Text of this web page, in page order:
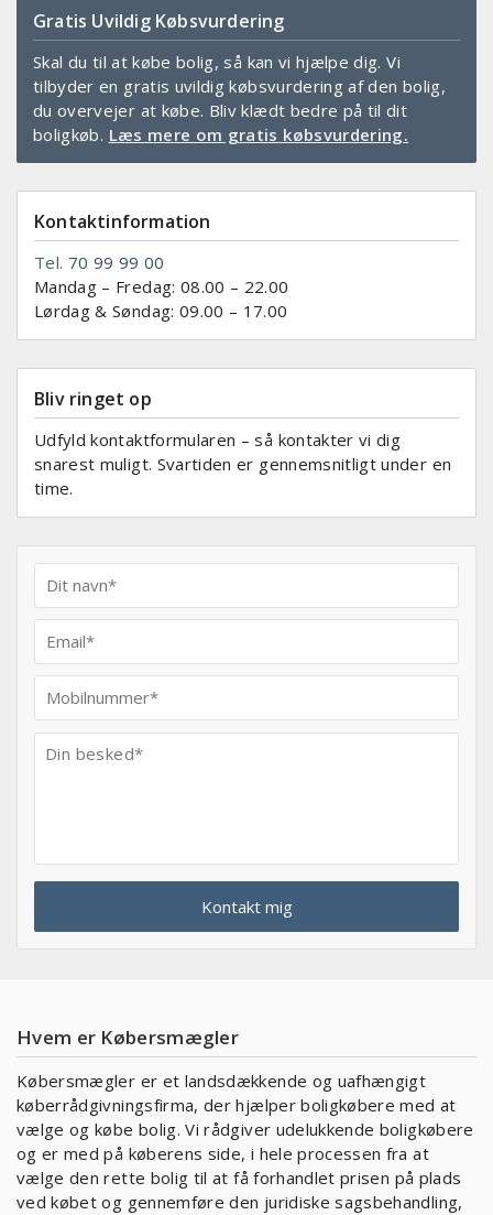
Gratis Uvildig Købsvurdering
Skal du til at købe bolig, så kan vi hjælpe dig. Vi
tilbyder en gratis uvildig købsvurdering af den bolig,
du overvejer at købe. Bliv klædt bedre på til dit
boligkøb. Læs mere om gratis købsvurdering.
Kontaktinformation
Tel. 70 99 99 00
Mandag – Fredag: 08.00 – 22.00
Lørdag & Søndag: 09.00 – 17.00
Bliv ringet op
Udfyld kontaktformularen – så kontakter vi dig
snarest muligt. Svartiden er gennemsnitligt under en
time.
Hvem er Købersmægler
Købersmægler er et landsdækkende og uafhængigt
køberrådgivningsfirma, der hjælper boligkøbere med at
vælge og købe bolig. Vi rådgiver udelukkende boligkøbere
og er med på køberens side, i hele processen fra at
vælge den rette bolig til at få forhandlet prisen på plads
ved købet og gennemføre den juridiske sagsbehandling,